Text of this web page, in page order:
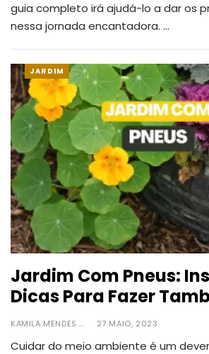
guia completo irá ajudá-lo a dar os
nessa jornada encantadora. …
JARDIM
Jardim Com Pneus:
Dicas Para Fazer
KAMILA MENDES 27 MAIO, 2023
Cuidar do meio ambiente é um